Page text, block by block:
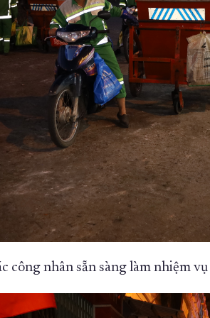
công nhân sẵn sàng làm nhiệm